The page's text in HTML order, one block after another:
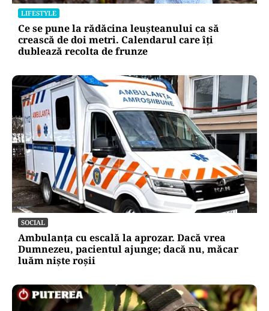
LIFESTYLE
Ce se pune la rădăcina leușteanului ca să
crească de doi metri. Calendarul care îți
dublează recolta de frunze
SOCIAL
Ambulanța cu escală la aprozar. Dacă vrea
Dumnezeu, pacientul ajunge; dacă nu, măcar
luăm niște roșii